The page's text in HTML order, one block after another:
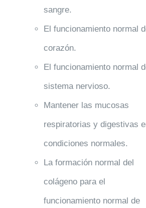
sangre.
El funcionamiento normal
corazón.
El funcionamiento normal
sistema nervioso.
Mantener las mucosas
respiratorias y digestivas
condiciones normales.
La formación normal del
colágeno para el
funcionamiento normal de